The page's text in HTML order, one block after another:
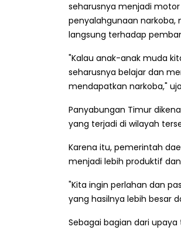
seharusnya menjadi
penyalahgunaan narkoba,
langsung terhadap
"Kalau anak-anak muda
seharusnya belajar dan
mendapatkan narkoba,"
Panyabungan Timur
yang terjadi di wilayah
Karena itu, pemerintah
menjadi lebih produktif
"Kita ingin perlahan dan
yang hasilnya lebih besar
Sebagai bagian dari